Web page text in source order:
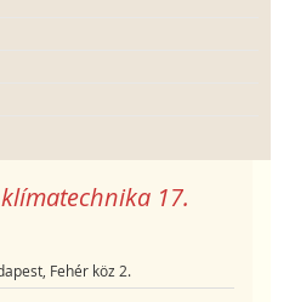
17.
Fehér köz 2.